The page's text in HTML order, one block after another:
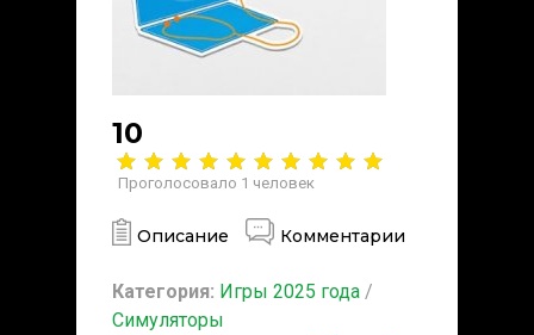
10
Проголосовало 1 человек
Описание Комментарии
Категория: Игры 2025 года /
Симуляторы